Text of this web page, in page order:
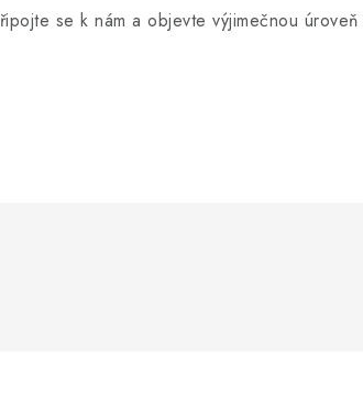
se k nám a objevte výjimečnou